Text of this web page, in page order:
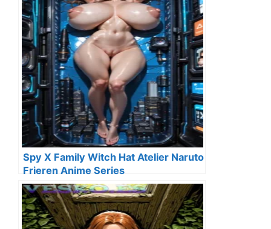
Spy X Family Witch Hat Atelier Naruto
Frieren Anime Series